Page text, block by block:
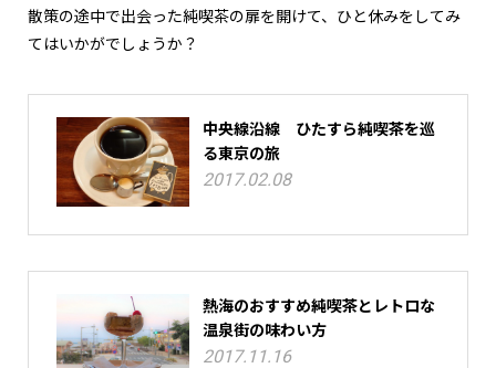
散策の途中で出会った純喫茶の扉を開けて、ひと休みをしてみ
てはいかがでしょうか？
中央線沿線 ひたすら純喫茶を巡
る東京の旅
2017.02.08
熱海のおすすめ純喫茶とレトロな
温泉街の味わい方
2017.11.16